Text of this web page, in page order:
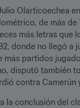
Olarticoechea
de más
más letras que
donde no llegó
más partidos
disputó también
contra
la conclusión del